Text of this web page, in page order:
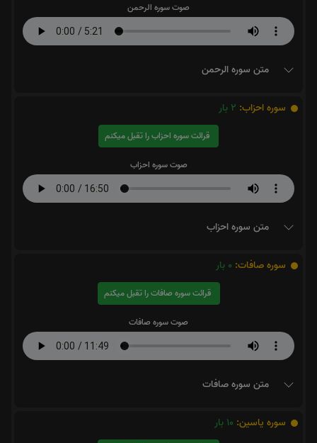
صوت سوره الرحمن
متن سوره الرحمن
سوره احزاب: 2 بار
قرائت سوره احزاب را تقبل میکنم
صوت سوره احزاب
متن سوره احزاب
سوره صافات: 0 بار
قرائت سوره صافات را تقبل میکنم
صوت سوره صافات
متن سوره صافات
سوره یاسین: 10 بار